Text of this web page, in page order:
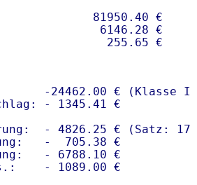
81950.40 €
6146.28 €
-24462.00 € (Klasse I)
- 1345.41 €
- 4826.25 € (Satz:
-  705.38 €
- 6788.10 €
- 1089.00 €